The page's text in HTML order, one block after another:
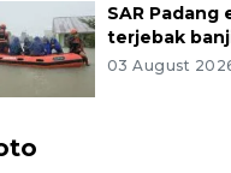
SAR Padang
terjebak
03 August